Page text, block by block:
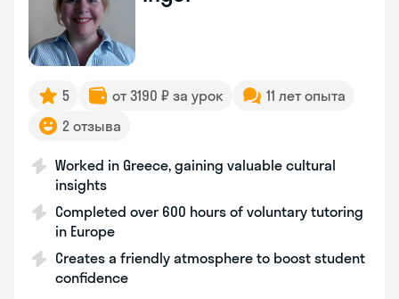
5 от 3190 ₽ за урок
11 лет опыта
2 отзыва
Worked in Greece, gaining valuable cultural
insights
Completed over 600 hours of voluntary tutoring
in Europe
Creates a friendly atmosphere to boost student
confidence